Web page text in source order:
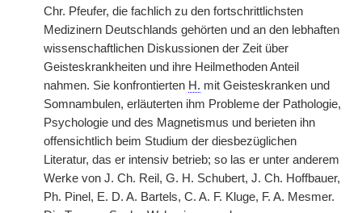
Chr. Pfeufer, die fachlich zu den fortschrittlichsten
Medizinern Deutschlands gehörten und an den lebhaften
wissenschaftlichen Diskussionen der Zeit über
Geisteskrankheiten und ihre Heilmethoden Anteil
nahmen. Sie konfrontierten H. mit Geisteskranken und
Somnambulen, erläuterten ihm Probleme der Pathologie,
Psychologie und des Magnetismus und berieten ihn
offensichtlich beim Studium der diesbezüglichen
Literatur, das er intensiv betrieb; so las er unter anderem
Werke von J. Ch. Reil, G. H. Schubert, J. Ch. Hoffbauer,
Ph. Pinel, E. D. A. Bartels, C. A. F. Kluge, F. A. Mesmer.